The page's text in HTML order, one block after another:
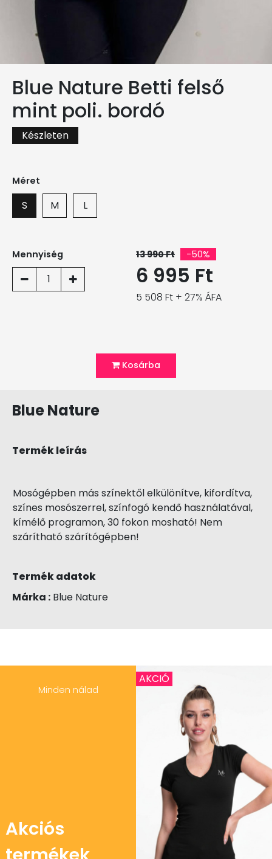
Blue Nature Betti felső
mint poli. bordó
Készleten
Méret
S M L
Mennyiség
1
13 990 Ft -50%
6 995 Ft
5 508 Ft + 27% ÁFA
Kosárba
Blue Nature
Termék leírás
Mosógépben más színektől elkülönítve, kifordítva,
színes mosószerrel, színfogó kendő használatával,
kímélő programon, 30 fokon mosható! Nem
szárítható szárítógépben!
Termék adatok
Márka : Blue Nature
Minden nálad
Akciós
AKCIÓ